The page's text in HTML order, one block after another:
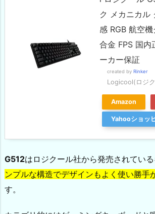
ク メカニカル
感 RGB 航空機
合金 FPS 国内
ーカー保証
created by Rinker
Logicool(ロジ
Amazon
Yahooショッ
G512はロジクール社から発売されている
ンプルな構造でデザインもよく使い勝手
す。